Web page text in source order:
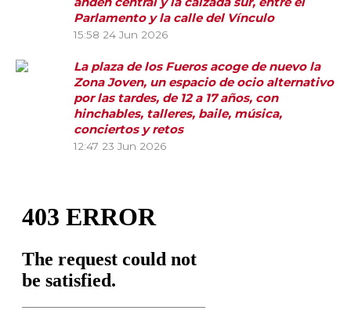
Parlamento y la calle del Vínculo
15:58 24 Jun 2026
La plaza de los Fueros acoge de nuevo la
Zona Joven, un espacio de ocio alternativo
por las tardes, de 12 a 17 años, con
hinchables, talleres, baile, música,
conciertos y retos
12:47 23 Jun 2026